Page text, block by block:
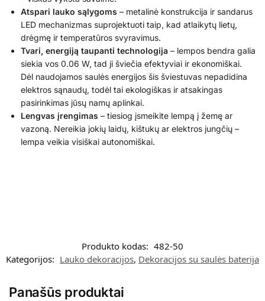
Atspari lauko sąlygoms – metalinė konstrukcija ir sandarus
LED mechanizmas suprojektuoti taip, kad atlaikytų lietų,
drėgmę ir temperatūros svyravimus.
Tvari, energiją taupanti technologija – lempos bendra galia
siekia vos 0.06 W, tad ji šviečia efektyviai ir ekonomiškai.
Dėl naudojamos saulės energijos šis šviestuvas nepadidina
elektros sąnaudų, todėl tai ekologiškas ir atsakingas
pasirinkimas jūsų namų aplinkai.
Lengvas įrengimas – tiesiog įsmeikite lempą į žemę ar
vazoną. Nereikia jokių laidų, kištukų ar elektros jungčių –
lempa veikia visiškai autonomiškai.
Produkto kodas: 482-50
Kategorijos: Lauko dekoracijos, Dekoracijos su saulės baterija
Panašūs produktai